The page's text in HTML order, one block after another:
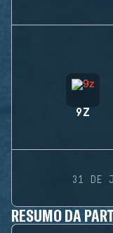
9Z
31 DE
RESUMO DA